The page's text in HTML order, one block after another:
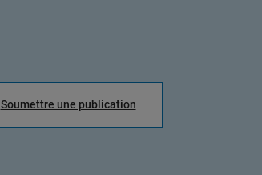
Soumettre une publication